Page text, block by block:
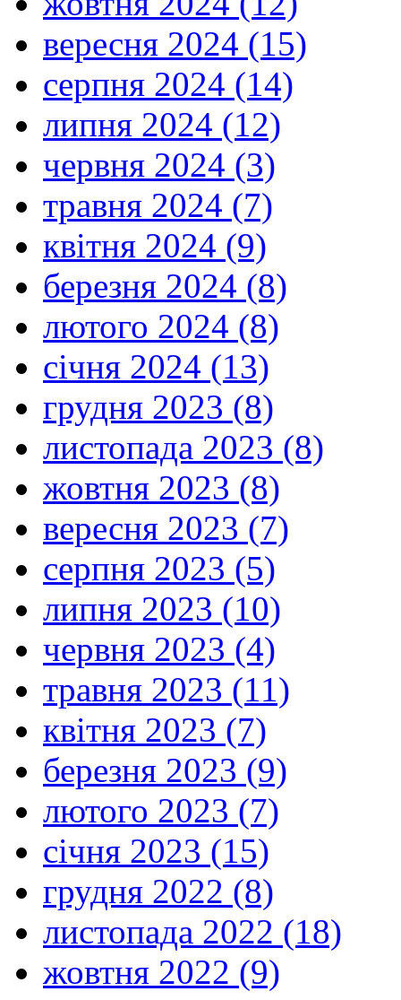
вересня 2024 (15)
серпня 2024 (14)
липня 2024 (12)
червня 2024 (3)
травня 2024 (7)
квітня 2024 (9)
березня 2024 (8)
лютого 2024 (8)
січня 2024 (13)
грудня 2023 (8)
листопада 2023 (8)
жовтня 2023 (8)
вересня 2023 (7)
серпня 2023 (5)
липня 2023 (10)
червня 2023 (4)
травня 2023 (11)
квітня 2023 (7)
березня 2023 (9)
лютого 2023 (7)
січня 2023 (15)
грудня 2022 (8)
листопада 2022 (18)
жовтня 2022 (9)